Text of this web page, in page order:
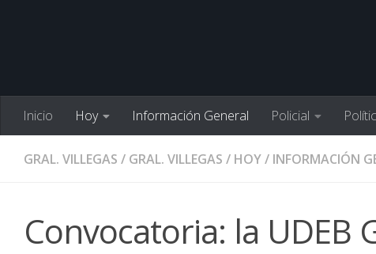
Inicio Hoy Información General Policial
GRAL. VILLEGAS / GRAL. VILLEGAS / HOY/ INFORMACIÓN
Convocatoria: la UDEB